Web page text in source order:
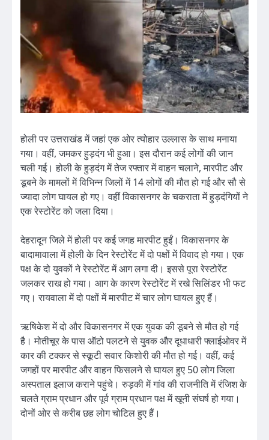
होली पर उत्तराखंड में जहां एक ओर त्योहार उल्लास के साथ मनाया
गया। वहीं, जमकर हुड़दंग भी हुआ। इस दौरान कई लोगों की जान
चली गई। होली के हुड़दंग में तेज रफ्तार में वाहन चलाने, मारपीट और
डूबने के मामलों में विभिन्न जिलों में 14 लोगों की मौत हो गई और सौ से
ज्यादा लोग घायल हो गए। वहीं विकासनगर के चकराता में हुड़दंगियों ने
एक रेस्टोरेंट को जला दिया।
देहरादून जिले में होली पर कई जगह मारपीट हुईं। विकासनगर के
बादामावाला में होली के दिन रेस्टोरेंट में दो पक्षों में विवाद हो गया। एक
पक्ष के दो युवकों ने रेस्टोरेंट में आग लगा दी। इससे पूरा रेस्टोरेंट
जलकर राख हो गया। आग के कारण रेस्टोरेंट में रखे सिलिंडर भी फट
गए। रायवाला में दो पक्षों में मारपीट में चार लोग घायल हुए हैं।
ऋषिकेश में दो और विकासनगर में एक युवक की डूबने से मौत हो गई
है। मोतीचूर के पास ऑटो पलटने से युवक और दूधाधारी फ्लाईओवर में
कार की टक्कर से स्कूटी सवार किशोरी की मौत हो गई। वहीं, कई
जगहों पर मारपीट और वाहन फिसलने से घायल हुए 50 लोग जिला
अस्पताल इलाज कराने पहुंचे। रुड़की में गांव की राजनीति में रंजिश के
चलते ग्राम प्रधान और पूर्व ग्राम प्रधान पक्ष में खूनी संघर्ष हो गया।
दोनों ओर से करीब छह लोग चोटिल हुए हैं।